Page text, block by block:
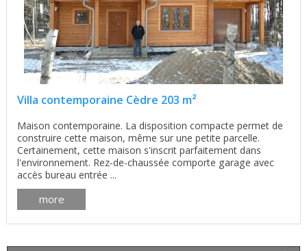
Villa contemporaine Cèdre 203 m²
Maison contemporaine. La disposition compacte permet de
construire cette maison, même sur une petite parcelle.
Certainement, cette maison s'inscrit parfaitement dans
l'environnement. Rez-de-chaussée comporte garage avec
accès bureau entrée ...
more